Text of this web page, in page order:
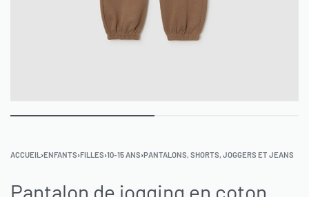
ACCUEIL ›ENFANTS›FILLES›10-15 ANS›PANTALONS, SHORTS, JOGGERS ET JEANS
Pantalon de jogging en coton